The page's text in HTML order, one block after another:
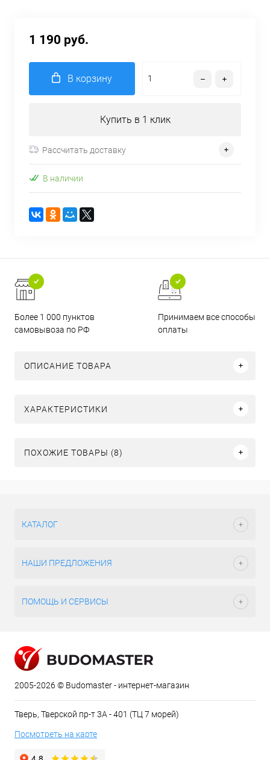
1 190 руб.
В корзину
Купить в 1 клик
Рассчитать доставку
В наличии
Более 1 000 пунктов
самовывоза по РФ
Принимаем все способы
оплаты
ОПИСАНИЕ ТОВАРА
ХАРАКТЕРИСТИКИ
ПОХОЖИЕ ТОВАРЫ (8)
КАТАЛОГ
НАШИ ПРЕДЛОЖЕНИЯ
ПОМОЩЬ И СЕРВИСЫ
2005-2026 © Budomaster - интернет-магазин
Тверь, Тверской пр-т 3А - 401 (ТЦ 7 морей)
Посмотреть на карте